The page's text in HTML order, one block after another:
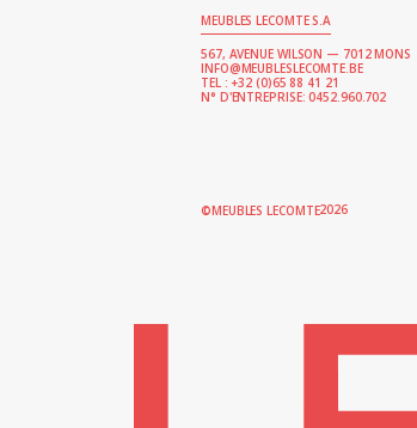
MEUBLES LECOMTE S.A
567, AVENUE WILSON — 7012 MONS
INFO@MEUBLESLECOMTE.BE
TEL : +32 (0)65 88 41 21
N° D'ENTREPRISE: 0452.960.702
©MEUBLES LECOMTE2026